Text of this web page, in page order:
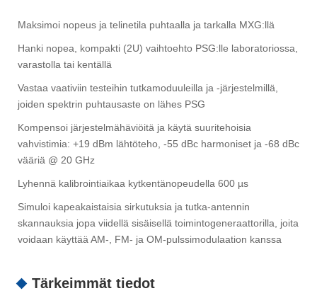
Maksimoi nopeus ja telinetila puhtaalla ja tarkalla MXG:llä
Hanki nopea, kompakti (2U) vaihtoehto PSG:lle laboratoriossa,
varastolla tai kentällä
Vastaa vaativiin testeihin tutkamoduuleilla ja -järjestelmillä,
joiden spektrin puhtausaste on lähes PSG
Kompensoi järjestelmähäviöitä ja käytä suuritehoisia
vahvistimia: +19 dBm lähtöteho, -55 dBc harmoniset ja -68 dBc
vääriä @ 20 GHz
Lyhennä kalibrointiaikaa kytkentänopeudella 600 µs
Simuloi kapeakaistaisia ​​sirkutuksia ja tutka-antennin
skannauksia jopa viidellä sisäisellä toimintogeneraattorilla, joita
voidaan käyttää AM-, FM- ja OM-pulssimodulaation kanssa
Tärkeimmät tiedot